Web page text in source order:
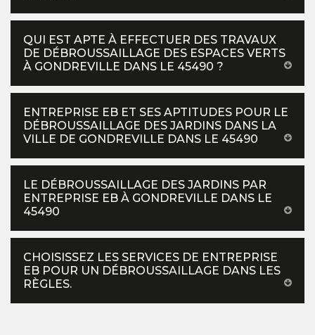
QUI EST APTE À EFFECTUER DES TRAVAUX
DE DÉBROUSSAILLAGE DES ESPACES VERTS
À GONDREVILLE DANS LE 45490 ?
ENTREPRISE EB ET SES APTITUDES POUR LE
DÉBROUSSAILLAGE DES JARDINS DANS LA
VILLE DE GONDREVILLE DANS LE 45490
LE DÉBROUSSAILLAGE DES JARDINS PAR
ENTREPRISE EB À GONDREVILLE DANS LE
45490
CHOISISSEZ LES SERVICES DE ENTREPRISE
EB POUR UN DÉBROUSSAILLAGE DANS LES
RÈGLES.